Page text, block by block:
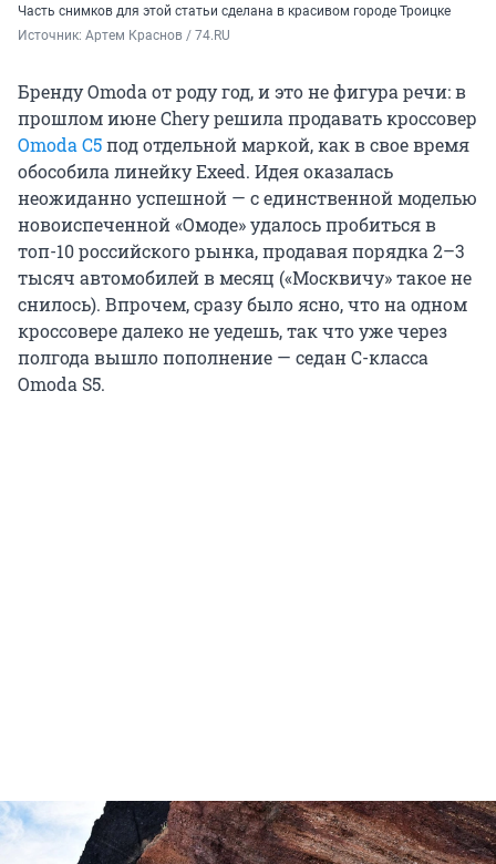
Часть снимков для этой статьи сделана в красивом городе Троицке
Источник: Артем Краснов / 74.RU
Бренду Omoda от роду год, и это не фигура речи: в
прошлом июне Chery решила продавать кроссовер
Omoda C5под отдельной маркой, как в свое время
обособила линейку Exeed. Идея оказалась
неожиданно успешной — с единственной моделью
новоиспеченной «Омоде» удалось пробиться в
топ-10 российского рынка, продавая порядка 2–3
тысяч автомобилей в месяц («Москвичу» такое не
снилось). Впрочем, сразу было ясно, что на одном
кроссовере далеко не уедешь, так что уже через
полгода вышло пополнение — седан С-класса
Omoda S5.